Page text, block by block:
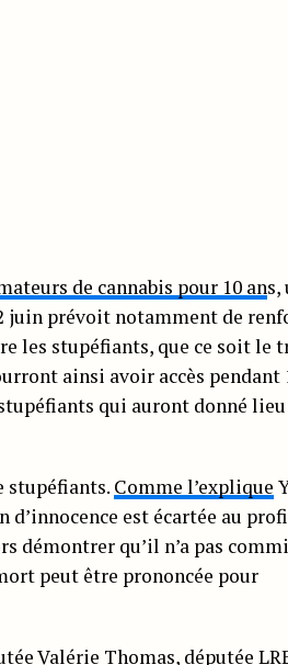
de cannabis pour 10 ans,
juin prévoit notamment de
les stupéfiants, que ce soit le
ainsi avoir accès pendant
qui auront donné
stupéfiants. Comme l’explique
est écartée au
démontrer qu’il n’a pas
peut être prononcée pour
Valérie Thomas, députée